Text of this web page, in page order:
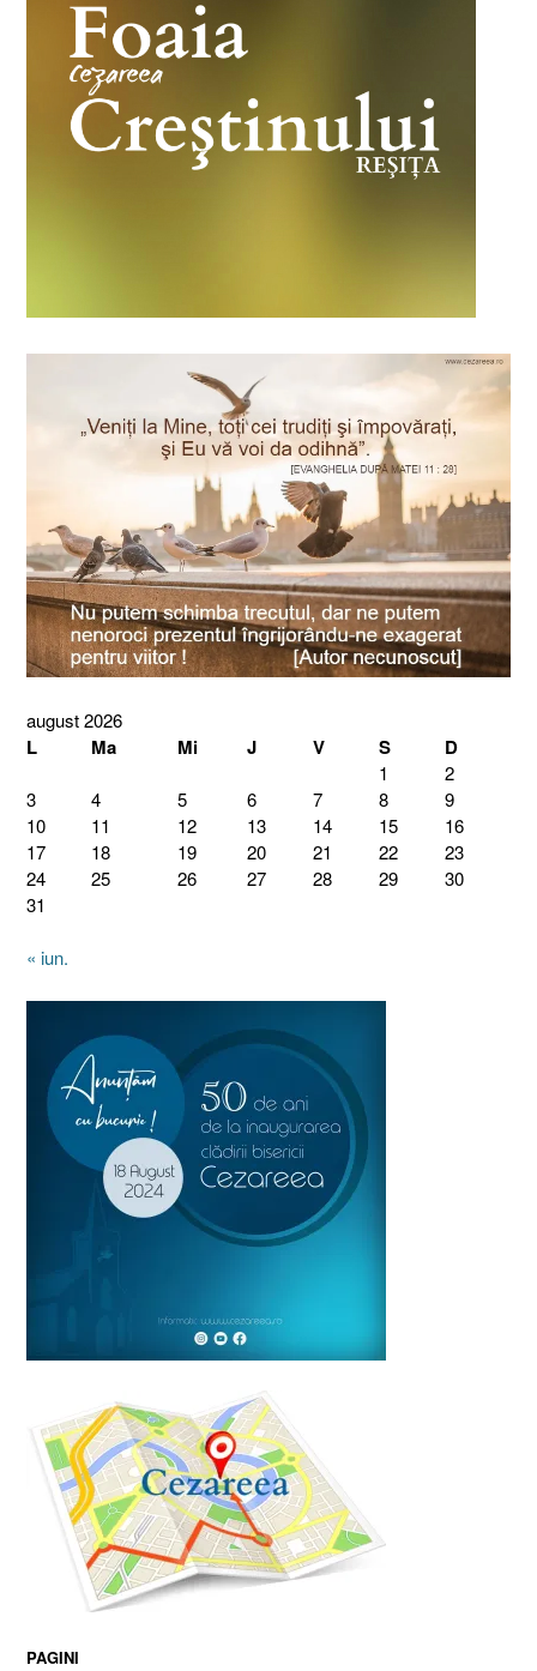
august 2026
L Ma Mi J V S D
1
2
3
4 5 6 7 8
9
10
11 12 13 14 15
16
17
18 19 20 21 22
23
24
25 26 27 28 29
30
31
« iun.
PAGINI